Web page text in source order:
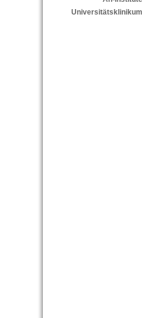
Universitätsklinikum